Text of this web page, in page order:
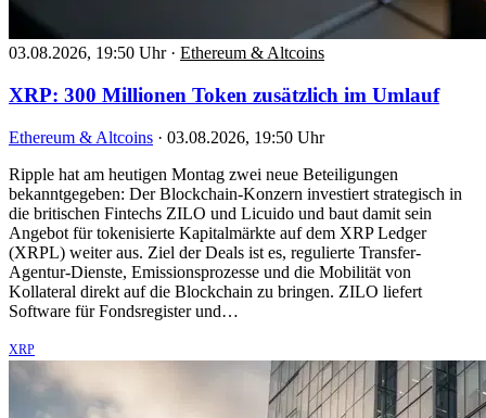
03.08.2026, 19:50 Uhr · Ethereum & Altcoins
XRP: 300 Millionen Token zusätzlich im Umlauf
Ethereum & Altcoins · 03.08.2026, 19:50 Uhr
Ripple hat am heutigen Montag zwei neue Beteiligungen
bekanntgegeben: Der Blockchain-Konzern investiert strategisch in
die britischen Fintechs ZILO und Licuido und baut damit sein
Angebot für tokenisierte Kapitalmärkte auf dem XRP Ledger
(XRPL) weiter aus. Ziel der Deals ist es, regulierte Transfer-
Agentur-Dienste, Emissionsprozesse und die Mobilität von
Kollateral direkt auf die Blockchain zu bringen. ZILO liefert
Software für Fondsregister und…
XRP